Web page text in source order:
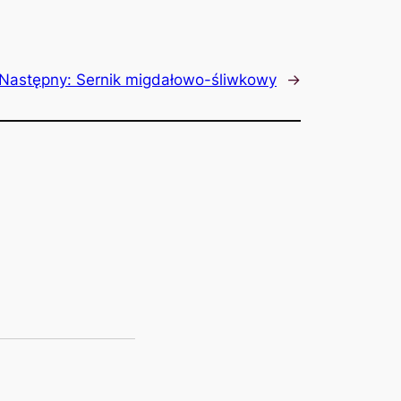
Następny: Sernik migdałowo-śliwkowy →